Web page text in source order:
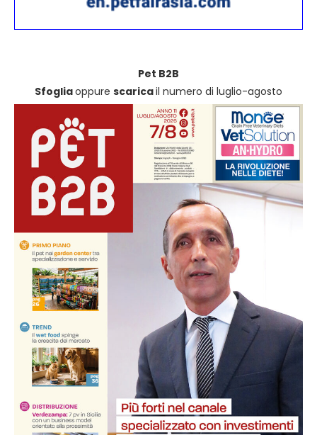
Pet B2B
Sfogliaoppure scaricail numero di luglio-agosto